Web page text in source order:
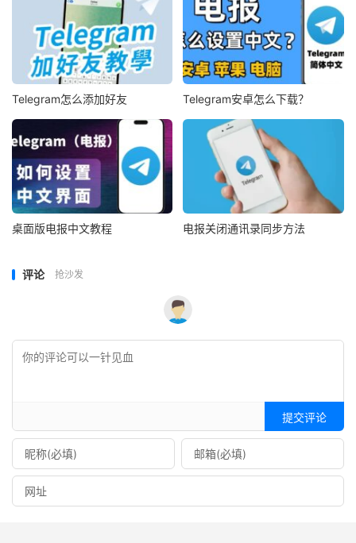
Telegram怎么添加好友 Telegram安卓怎么下载？
桌面版电报中文教程 电报关闭通讯录同步方法
评论 抢沙发
提交评论